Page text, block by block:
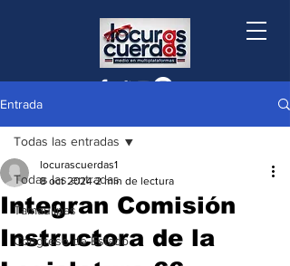
Entrada
Todas las entradas
Tamaulipas
Congreso de Estado
Todas las entradas
Integran Comisión
Instructora de la
locurascuerdas1
8 oct 2024 2 min de lectura